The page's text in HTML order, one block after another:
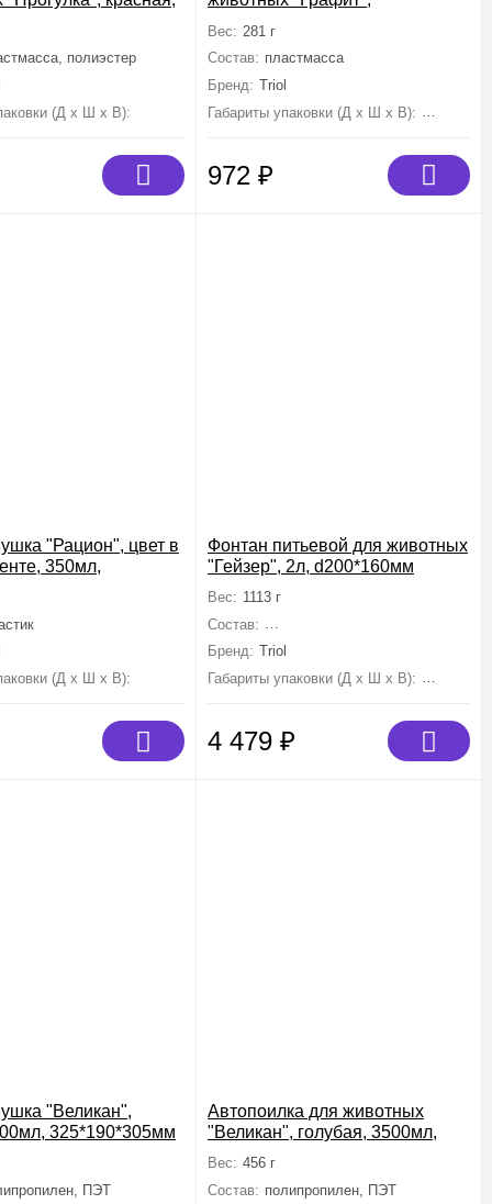
полиэстер
(Д х Ш х В):
0 мм×0 мм×0 мм
270*180*240мм
Вес: 281 г
Состав: пластмасса
Бренд: Triol
Габариты упаковки (Д х Ш х В): 270
972 ₽
"Рацион", цвет в
350мл,
(Д х Ш х В):
215 мм×130 мм×185 мм
Фонтан питьевой для животных
"Гейзер", 2л, d200*160мм
Вес: 1113 г
Состав: ABS пластик, полипропилен,
Бренд: Triol
Габариты упаковки (Д х Ш х В): 200
4 479 ₽
"Великан",
325*190*305мм
ПЭТ
Автопоилка для животных
"Великан", голубая, 3500мл,
325*190*300мм
Вес: 456 г
Состав: полипропилен, ПЭТ